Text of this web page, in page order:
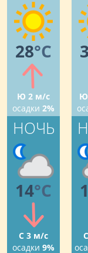
28°C
Ю 2 м/с
осадки 2%
НОЧЬ
14°C
С 3 м/с
осадки 9%